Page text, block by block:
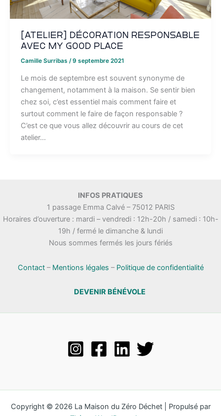
[Atelier] Décoration responsable
avec My Good Place
Camille Surribas /9 septembre 2021
Le mois de septembre est souvent synonyme de
changement, notamment à la maison. Se sentir bien
chez soi, c’est essentiel mais comment faire et
surtout comment le faire de façon responsable ?
C’est ce que vous allez découvrir au cours de cet
atelier…
INFOS PRATIQUES
1 passage Emma Calvé – 75012 PARIS
Horaires d’ouverture : mardi – vendredi : 12h-20h / samedi : 10h-
19h / fermé le dimanche & lundi
Nous sommes fermés les jours fériés
Contact– Mentions légales – Politique de confidentialité
DEVENIR BÉNÉVOLE
Copyright © 2026 La Maison du Zéro Déchet | Propulsé par